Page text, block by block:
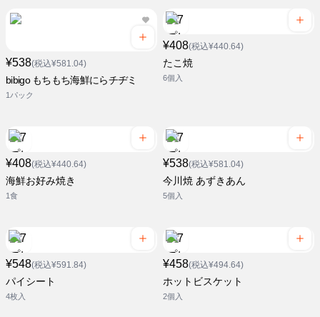
¥538(税込¥581.04)
bibigo もちもち海鮮にらチヂミ
1パック
¥408(税込¥440.64)
たこ焼
6個入
¥408(税込¥440.64)
海鮮お好み焼き
1食
¥538(税込¥581.04)
今川焼 あずきあん
5個入
¥548(税込¥591.84)
パイシート
4枚入
¥458(税込¥494.64)
ホットビスケット
2個入